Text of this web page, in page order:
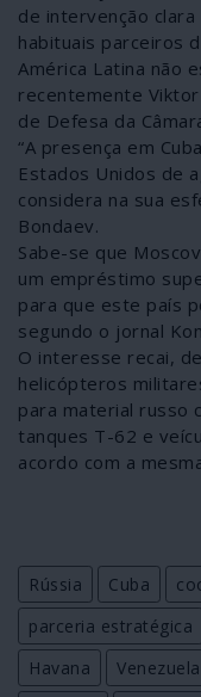
de intervenção
habituais parceiros
América Latina não
recentemente
de Defesa da
“A presença em
Estados Unidos de
considera na sua
Bondaev.
Sabe-se que
um empréstimo
para que este país
segundo o jornal
O interesse recai,
helicópteros
para material russo
tanques T-62 e
acordo com a
Rússia Cuba
parceria estratégica
Havana
Venezuela